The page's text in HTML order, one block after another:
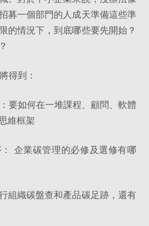
募一個部門的人成天準備這些準
的情況下，到底哪些要先開始？
得到：
要如何在一堆課程、顧問、軟體
維框架
企業碳管理的必修及選修有哪
組織碳盤查和產品碳足跡，還有